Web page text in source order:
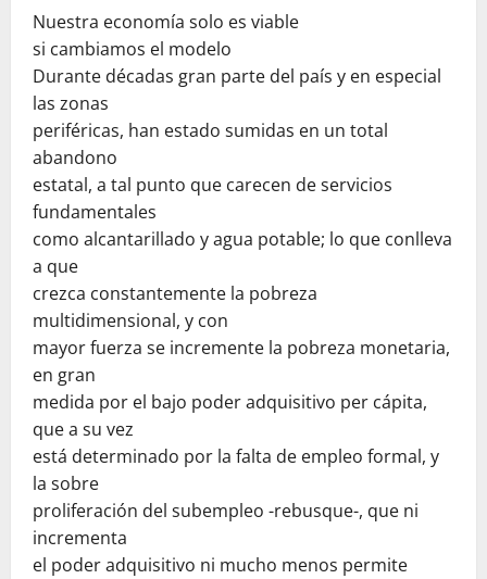
Nuestra economía solo es viable
si cambiamos el modelo
Durante décadas gran parte del país y en especial
las zonas
periféricas, han estado sumidas en un total
abandono
estatal, a tal punto que carecen de servicios
fundamentales
como alcantarillado y agua potable; lo que conlleva
a que
crezca constantemente la pobreza
multidimensional, y con
mayor fuerza se incremente la pobreza monetaria,
en gran
medida por el bajo poder adquisitivo per cápita,
que a su vez
está determinado por la falta de empleo formal, y
la sobre
proliferación del subempleo -rebusque-, que ni
incrementa
el poder adquisitivo ni mucho menos permite